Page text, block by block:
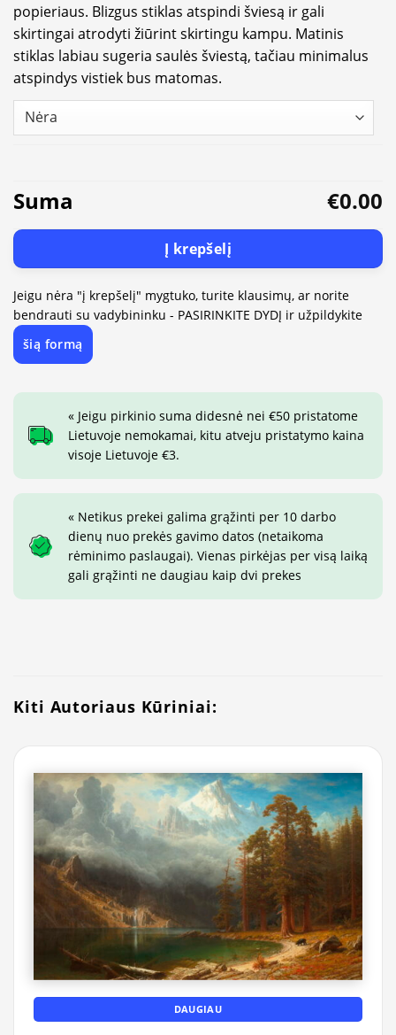
popieriaus. Blizgus stiklas atspindi šviesą ir gali
skirtingai atrodyti žiūrint skirtingu kampu. Matinis
stiklas labiau sugeria saulės šviestą, tačiau minimalus
atspindys vistiek bus matomas.
Suma €0.00
Į krepšelį
Jeigu nėra "į krepšelį" mygtuko, turite klausimų, ar norite
bendrauti su vadybininku - PASIRINKITE DYDĮ ir užpildykite
šią formą
« Jeigu pirkinio suma didesnė nei €50 pristatome
Lietuvoje nemokamai, kitu atveju pristatymo kaina
visoje Lietuvoje €3.
« Netikus prekei galima grąžinti per 10 darbo
dienų nuo prekės gavimo datos (netaikoma
rėminimo paslaugai). Vienas pirkėjas per visą laiką
gali grąžinti ne daugiau kaip dvi prekes
Kiti Autoriaus Kūriniai:
DAUGIAU